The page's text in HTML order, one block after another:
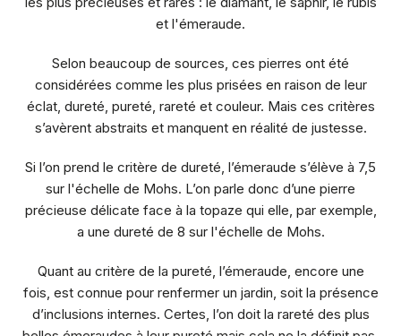
et l'émeraude.
Selon beaucoup de sources, ces pierres ont été
considérées comme les plus prisées en raison de leur
éclat, dureté, pureté, rareté et couleur. Mais ces critères
s’avèrent abstraits et manquent en réalité de justesse.
Si l’on prend le critère de dureté, l’émeraude s’élève à 7,5
sur l'échelle de Mohs. L’on parle donc d’une pierre
précieuse délicate face à la topaze qui elle, par exemple,
a une dureté de 8 sur l'échelle de Mohs.
Quant au critère de la pureté, l’émeraude, encore une
fois, est connue pour renfermer un jardin, soit la présence
d’inclusions internes. Certes, l’on doit la rareté des plus